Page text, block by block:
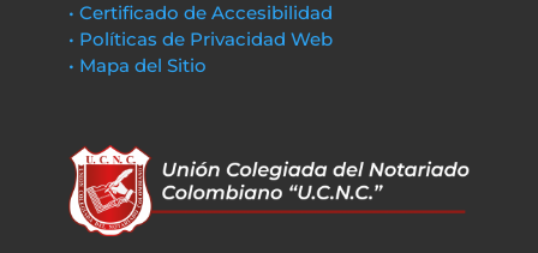
• Certificado de Accesibilidad
• Políticas de Privacidad Web
• Mapa del Sitio